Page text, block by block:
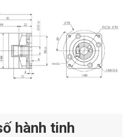
hành tinh